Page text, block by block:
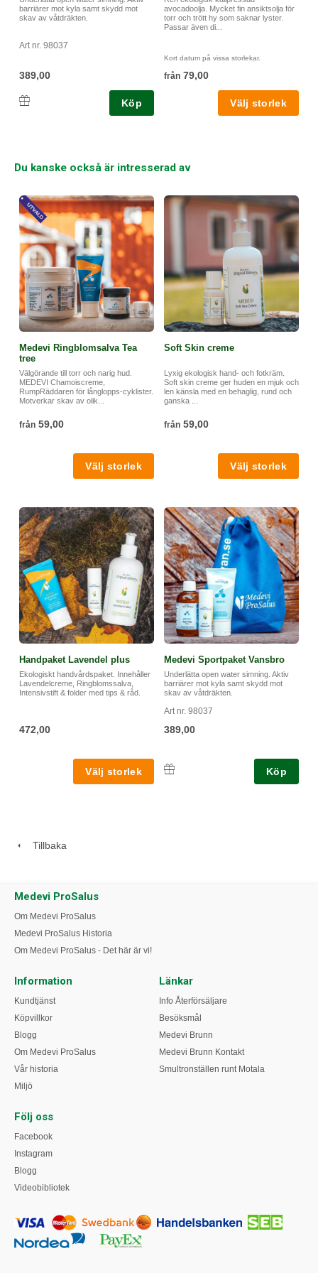
flower oil, melaleuca alternifolia leaf oil, limonene1. 1från
eteriska oljor.
barriärer mot kyla samt skydd mot
skav av våtdräkten.
Art nr. 98037
389,00
Köp
avocadoolja. Mycket fin ansiktsolja för
torr och trött hy som saknar lyster.
Passar även di...
Kort datum på vissa storlekar.
från 79,00
Du kanske också är intresserad av
Medevi Ringblomsalva Tea
tree
Välgörande till torr och narig hud.
MEDEVI Chamoiscreme,
RumpRäddaren för långlopps-cyklister.
Motverkar skav av olik...
från 59,00
Soft Skin creme
Lyxig ekologisk hand- och fotkräm.
Soft skin creme ger huden en mjuk och
len känsla med en behaglig, rund och
ganska ...
från 59,00
Handpaket Lavendel plus
Ekologiskt handvårdspaket. Innehåller
Lavendelcreme, Ringblomssalva,
Intensivstift & folder med tips & råd.
472,00
Medevi Sportpaket Vansbro
Underlätta open water simning. Aktiv
barriärer mot kyla samt skydd mot
skav av våtdräkten.
Art nr. 98037
389,00
Köp
Tillbaka
Medevi ProSalus
Om Medevi ProSalus
Medevi ProSalus Historia
Om Medevi ProSalus - Det här är vi!
Information
Kundtjänst
Köpvillkor
Blogg
Om Medevi ProSalus
Vår historia
Miljö
Länkar
Info Återförsäljare
Besöksmål
Medevi Brunn
Medevi Brunn Kontakt
Smultronställen runt Motala
Följ oss
Facebook
Instagram
Blogg
Videobibliotek